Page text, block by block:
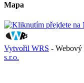
Mapa
Vytvořil WRS - Webový
s.r.o.